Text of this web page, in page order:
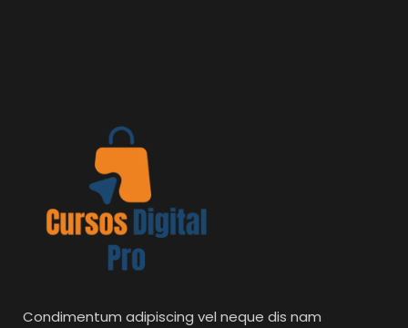
Condimentum adipiscing vel neque dis nam